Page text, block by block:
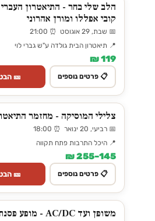
הלב שלי בחר - התיאטרון
קובי אפללו ומורן אהרוני
📅 שבת, 29 אוגוסט ⏰ 21:00
📍 תיאטרון הבית גולדה ע"ש גברי לוי
119 ₪
📋 פרטים נוספים 🎫
צלילי המוסיקה - מחזמר
📅 רביעי, 20 ינואר ⏰ 18:00
📍 היכל התרבות פתח תקווה
145–255 ₪
📋 פרטים נוספים 🎫
משופן ועד AC/DC - מופע פסנתר לאור נרות